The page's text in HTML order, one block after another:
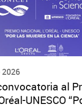
2026
al
UNESCO